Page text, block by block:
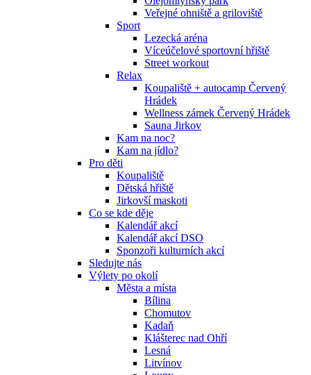
Veřejné ohniště a griloviště
Sport
Lezecká aréna
Víceúčelové sportovní hřiště
Street workout
Relax
Koupaliště + autocamp Červený
Hrádek
Wellness zámek Červený Hrádek
Sauna Jirkov
Kam na noc?
Kam na jídlo?
Pro děti
Koupaliště
Dětská hřiště
Jirkovší maskoti
Co se kde děje
Kalendář akcí
Kalendář akcí DSO
Sponzoři kulturních akcí
Sledujte nás
Výlety po okolí
Města a místa
Bílina
Chomutov
Kadaň
Klášterec nad Ohří
Lesná
Litvínov